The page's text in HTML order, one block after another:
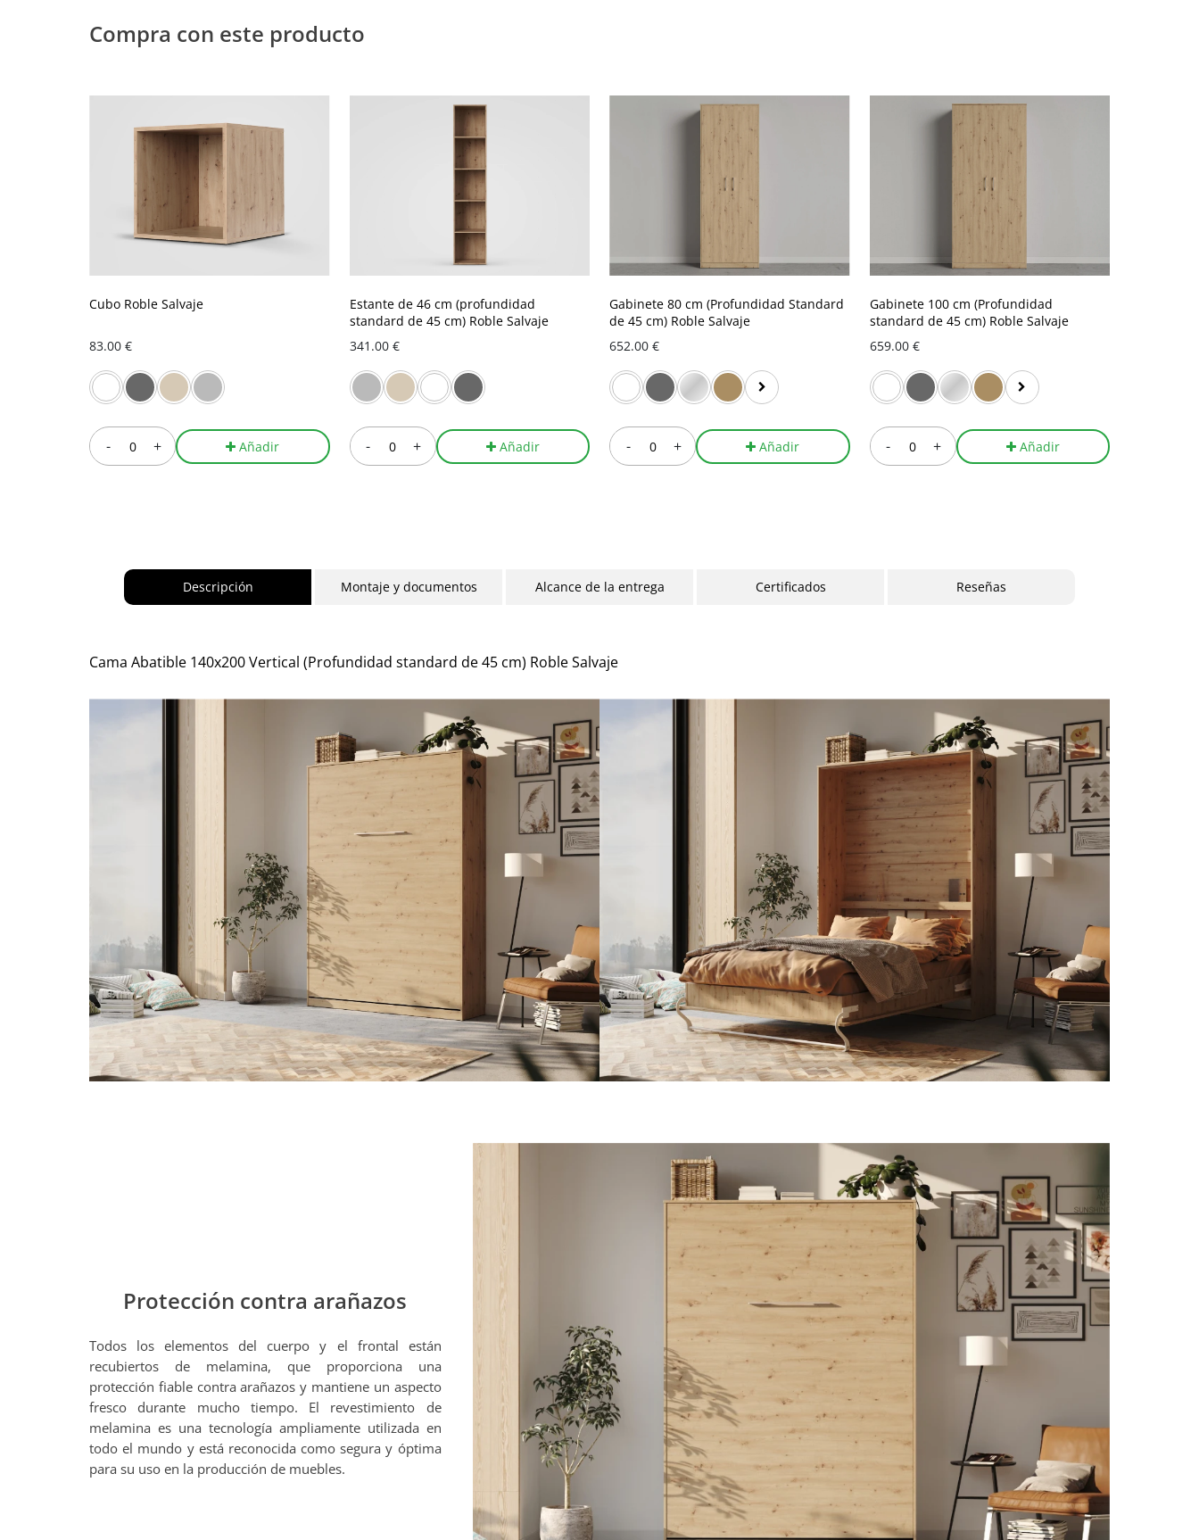
Compra con este producto
Cubo Roble Salvaje
83.00 €
- + Añadir
Estante de 46 cm (profundidad
standard de 45 cm) Roble Salvaje
341.00 €
- + Añadir
Gabinete 80 cm (Profundidad Standard
de 45 cm) Roble Salvaje
652.00 €
- + Añadir
Gabinete 100 cm (Profundidad
standard de 45 cm) Roble Salvaje
659.00 €
- + Añadir
Descripción Montaje y documentos Alcance de la entrega Certificados Reseñas
Cama Abatible 140x200 Vertical (Profundidad standard de 45 cm) Roble Salvaje
Protección contra arañazos
Todos los elementos del cuerpo y el frontal están
recubiertos de melamina, que proporciona una
protección fiable contra arañazos y mantiene un aspecto
fresco durante mucho tiempo. El revestimiento de
melamina es una tecnología ampliamente utilizada en
todo el mundo y está reconocida como segura y óptima
para su uso en la producción de muebles.